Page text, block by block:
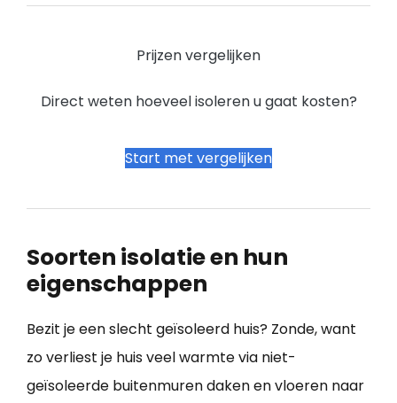
Prijzen vergelijken
Direct weten hoeveel isoleren u gaat kosten?
Start met vergelijken
Soorten isolatie en hun
eigenschappen
Bezit je een slecht geïsoleerd huis? Zonde, want
zo verliest je huis veel warmte via niet-
geïsoleerde buitenmuren daken en vloeren naar